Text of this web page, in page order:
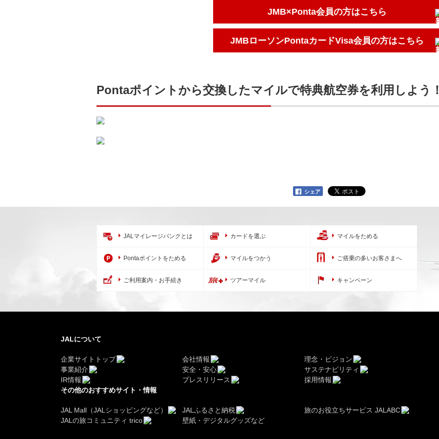
JMB×Ponta会員の方はこちら
JMBローソンPontaカードVisa会員の方はこちら
Pontaポイントから交換したマイルで特典航空券を利用しよう
シェア
JALマイレージバンクとは カードを選ぶ マイルをためる
Pontaポイントをためる マイルをつかう ご搭乗の多いお客さまへ
ご利用案内・お手続き ツアーマイル キャンペーン
JALについて
企業サイトトップ 会社情報
理念・ビジョン
事業紹介
安全・安心
サステナビリティ
IR情報
プレスリリース
採用情報
その他のおすすめサイト・情報
JAL Mall（JALショッピングなど） JALふるさと納税
旅のお役立ちサービス JALABC
JALの旅コミュニティ trico
壁紙・デジタルグッズなど